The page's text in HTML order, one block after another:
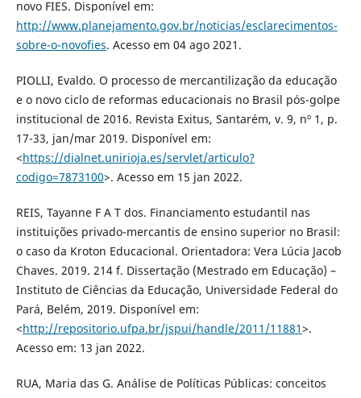
novo FIES. Disponível em:
http://www.planejamento.gov.br/noticias/esclarecimentos-
sobre-o-novofies. Acesso em 04 ago 2021.
PIOLLI, Evaldo. O processo de mercantilização da educação
e o novo ciclo de reformas educacionais no Brasil pós-golpe
institucional de 2016. Revista Exitus, Santarém, v. 9, nº 1, p.
17-33, jan/mar 2019. Disponível em:
<https://dialnet.unirioja.es/servlet/articulo?
codigo=7873100>. Acesso em 15 jan 2022.
REIS, Tayanne F A T dos. Financiamento estudantil nas
instituições privado-mercantis de ensino superior no Brasil:
o caso da Kroton Educacional. Orientadora: Vera Lúcia Jacob
Chaves. 2019. 214 f. Dissertação (Mestrado em Educação) –
Instituto de Ciências da Educação, Universidade Federal do
Pará, Belém, 2019. Disponível em:
<http://repositorio.ufpa.br/jspui/handle/2011/11881>.
Acesso em: 13 jan 2022.
RUA, Maria das G. Análise de Políticas Públicas: conceitos